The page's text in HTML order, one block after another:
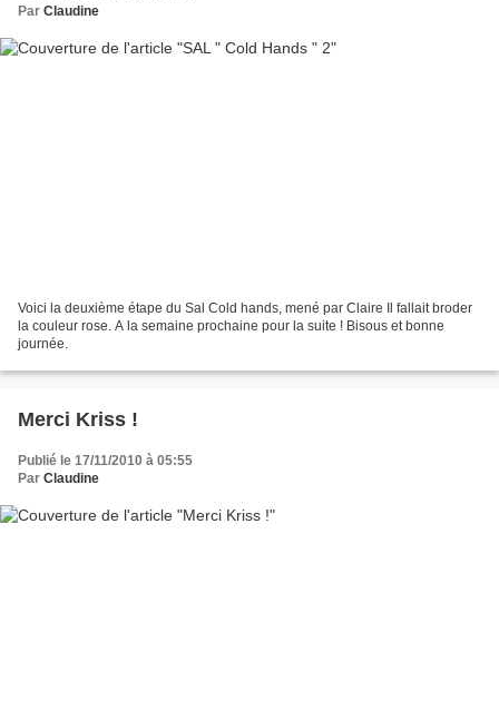
Par Claudine
Voici la deuxième étape du Sal Cold hands, mené par Claire Il fallait broder
la couleur rose. A la semaine prochaine pour la suite ! Bisous et bonne
journée.
Merci Kriss !
Publié le 17/11/2010 à 05:55
Par Claudine